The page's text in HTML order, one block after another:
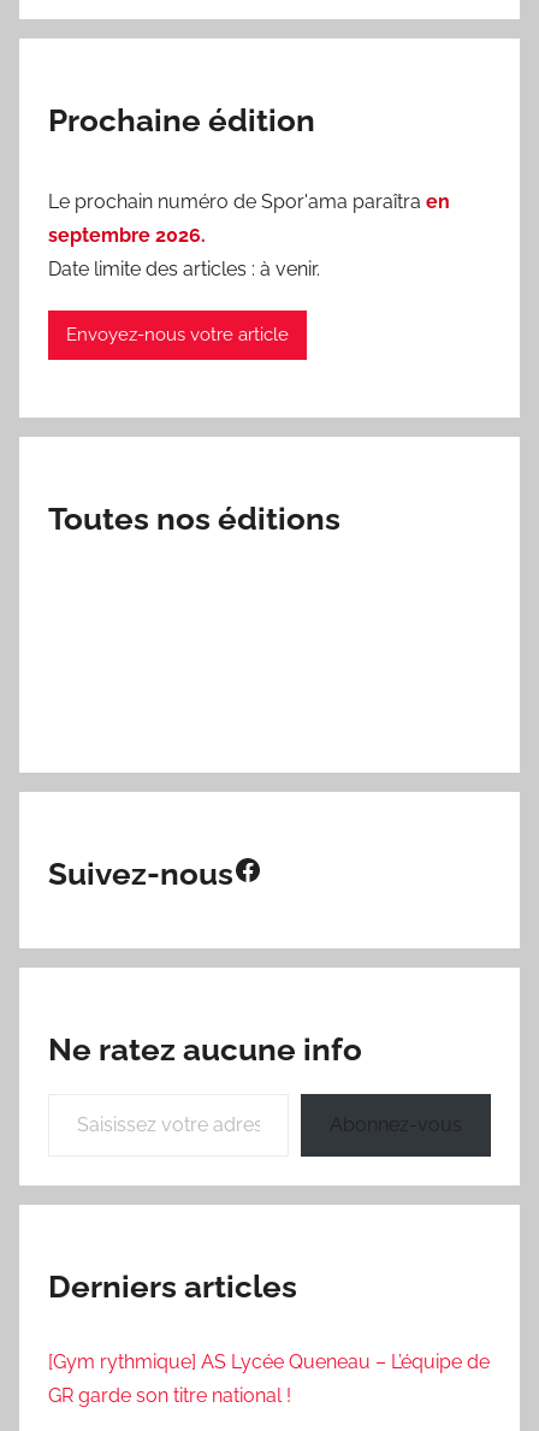
Prochaine édition
Le prochain numéro de Spor'ama paraîtra en
septembre 2026.
Date limite des articles : à venir.
Envoyez-nous votre article
Toutes nos éditions
Suivez-nousFacebook
Ne ratez aucune info
Abonnez-vous
Derniers articles
[Gym rythmique] AS Lycée Queneau – L’équipe de
GR garde son titre national !